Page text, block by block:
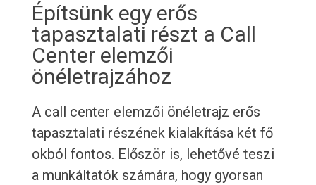
Építsünk egy erős
tapasztalati részt a Call
Center elemzői
önéletrajzához
A call center elemzői önéletrajz erős
tapasztalati részének kialakítása két fő
okból fontos. Először is, lehetővé teszi
a munkáltatók számára, hogy gyorsan